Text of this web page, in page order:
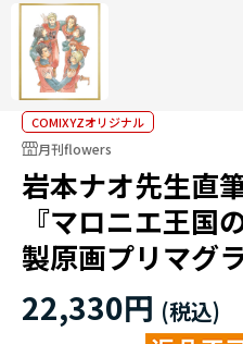
COMIXYZオリジナル
月刊flowers
岩本ナオ先生直
『マロニエ王国
製原画プリマグ
22,330円